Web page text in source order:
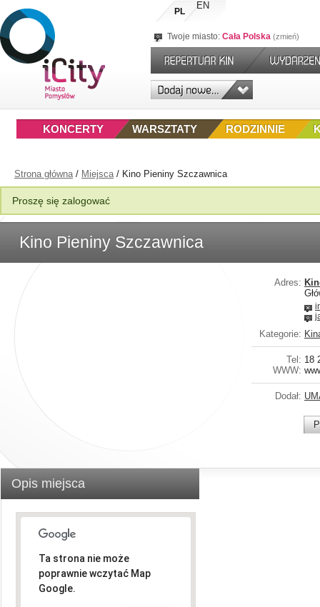
PL
EN
Twoje miasto: Cała Polska zmień
RODZINNIE
WARSZTATY
KONCERTY
Strona główna/ Miejsca/ Kino Pieniny Szczawnica
Proszę się zalogować
Kino Pieniny Szczawnica
Adres:
Kategorie:
Tel: 18
WWW:
Dodał:
Opis miejsca
Ta strona nie może
poprawnie wczytać Map
Google.